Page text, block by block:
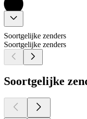
Soortgelijke zenders
Soortgelijke zenders
Soortgelijke